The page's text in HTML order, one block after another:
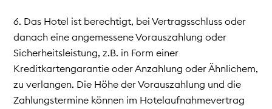
6. Das Hotel ist berechtigt, bei Vertragsschluss oder
danach eine angemessene Vorauszahlung oder
Sicherheitsleistung, z.B. in Form einer
Kreditkartengarantie oder Anzahlung oder Ähnlichem,
zu verlangen. Die Höhe der Vorauszahlung und die
Zahlungstermine können im Hotelaufnahmevertrag